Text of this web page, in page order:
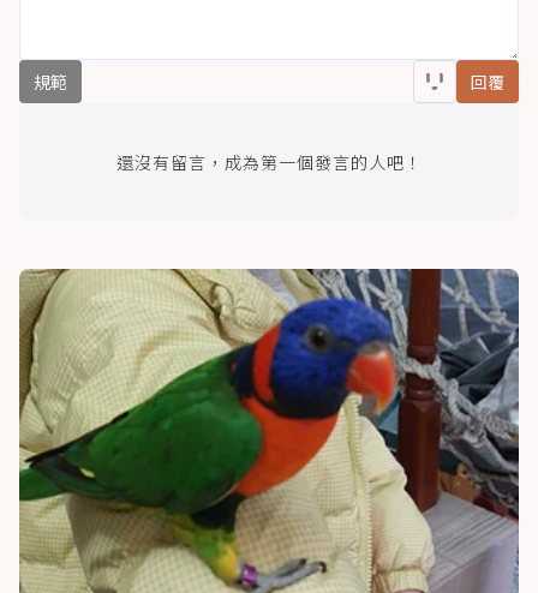
規範 回覆
還沒有留言，成為第一個發言的人吧！